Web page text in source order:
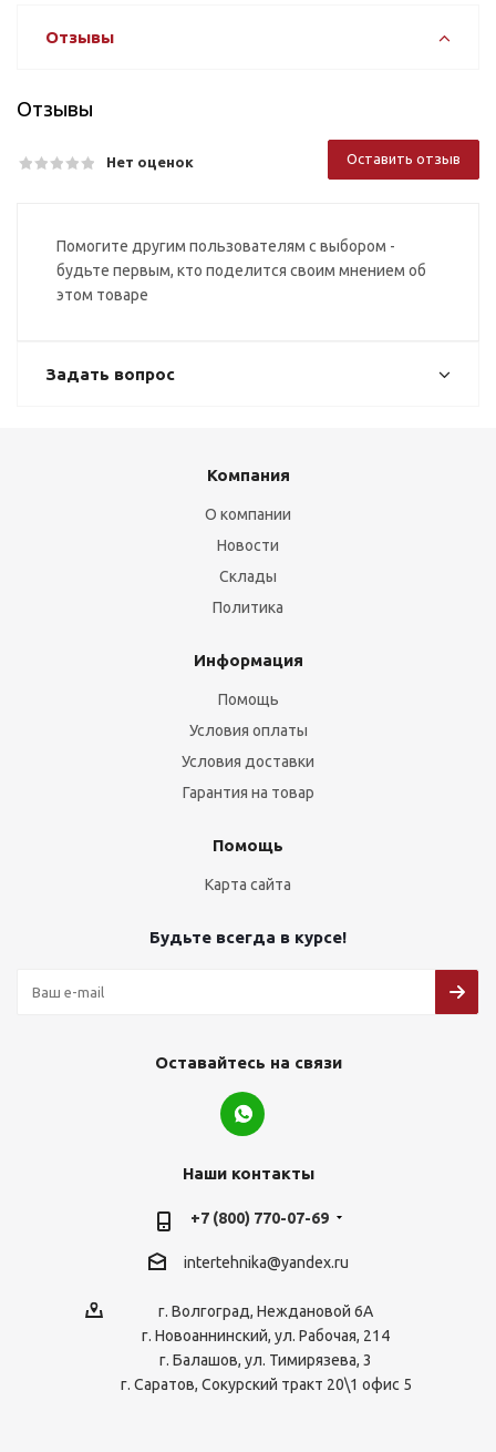
Отзывы
Отзывы
Нет оценок Оставить отзыв
Помогите другим пользователям с выбором -
будьте первым, кто поделится своим мнением об
этом товаре
Задать вопрос
Компания
О компании
Новости
Склады
Политика
Информация
Помощь
Условия оплаты
Условия доставки
Гарантия на товар
Помощь
Карта сайта
Будьте всегда в курсе!
Оставайтесь на связи
Наши контакты
+7 (800) 770-07-69
intertehnika@yandex.ru
г. Волгоград, Неждановой 6А
г. Новоаннинский, ул. Рабочая, 214
г. Балашов, ул. Тимирязева, 3
г. Саратов, Сокурский тракт 20\1 офис 5